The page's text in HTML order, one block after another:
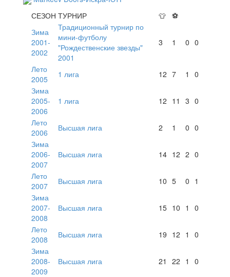
СЕЗОН ТУРНИР 👕 ⚽
Зима
2001-
2002
Традиционный турнир по
мини-футболу
"Рождественские звезды"
2001
3 1 0 0
Лето
2005
1 лига 12 7 1
0
Зима
2005-
2006
1 лига 12 11 3 0
Лето
2006
Высшая лига 2 1 0 0
Зима
2006-
2007
Высшая лига 14 12 2 0
Лето
2007
Высшая лига 10 5 0 1
Зима
2007-
2008
Высшая лига 15 10 1 0
Лето
2008
Высшая лига 19 12 1
0
Зима
2008-
2009
Высшая лига 21 22 1 0